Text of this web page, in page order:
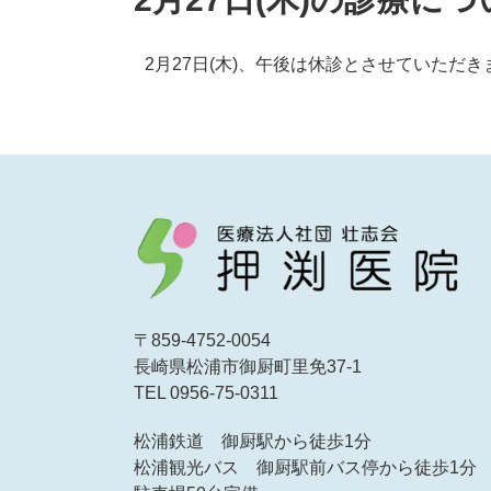
2月27日(木)、午後は休診とさせていただき
〒859-4752-0054
長崎県松浦市御厨町里免37-1
TEL 0956-75-0311
松浦鉄道 御厨駅から徒歩1分
松浦観光バス 御厨駅前バス停から徒歩1分